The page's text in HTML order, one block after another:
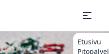
Etusivu